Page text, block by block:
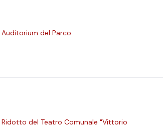
Auditorium del Parco
Ridotto del Teatro Comunale "Vittorio